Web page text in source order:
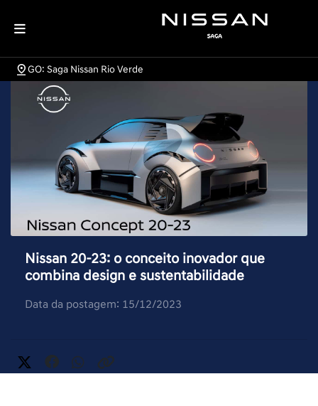
GO: Saga Nissan Rio Verde
Nissan 20-23: o conceito inovador que
combina design e sustentabilidade
Data da postagem: 15/12/2023